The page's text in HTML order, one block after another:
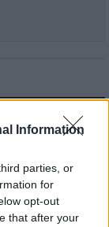
Information
parties, or
for
opt-out
that after your
vízgyűjtőjére